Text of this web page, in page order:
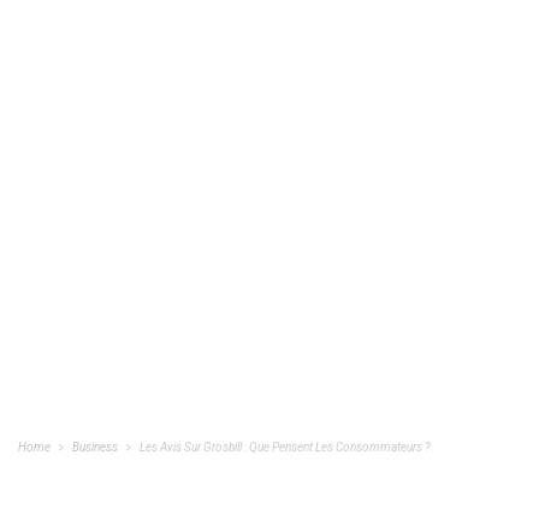
Home Business Les Avis Sur Grosbill : Que Pensent Les Consommateurs ?